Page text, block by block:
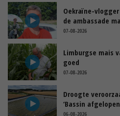
Oekraïne-vlogger
de ambassade
07-08-2026
Limburgse mais
goed
07-08-2026
Droogte
‘Bassin
06-08-2026